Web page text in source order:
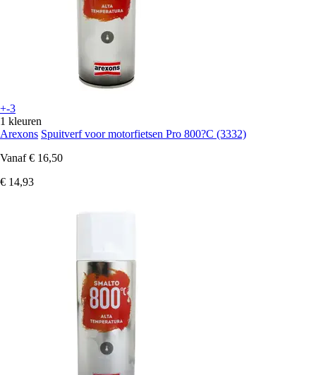
+-3
1 kleuren
Arexons Spuitverf voor motorfietsen Pro 800?C (3332)
Vanaf € 16,50
€ 14,93